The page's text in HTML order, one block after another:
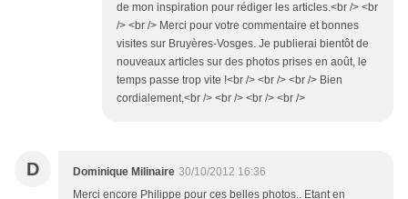
de mon inspiration pour rédiger les articles.<br /> <br
/> <br /> Merci pour votre commentaire et bonnes
visites sur Bruyères-Vosges. Je publierai bientôt de
nouveaux articles sur des photos prises en août, le
temps passe trop vite !<br /> <br /> <br /> Bien
cordialement,<br /> <br /> <br /> <br />
D Dominique Milinaire 30/10/2012 16:36
Merci encore Philippe pour ces belles photos.. Etant en